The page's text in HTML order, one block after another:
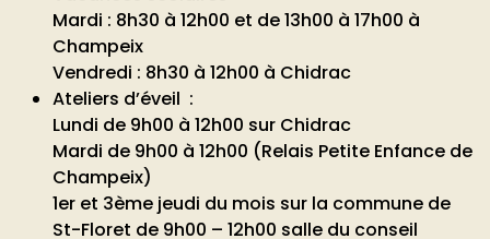
Mardi : 8h30 à 12h00 et de 13h00 à 17h00 à
Champeix
Vendredi : 8h30 à 12h00 à Chidrac
Ateliers d’éveil :
Lundi de 9h00 à 12h00 sur Chidrac
Mardi de 9h00 à 12h00 (Relais Petite Enfance de
Champeix)
1er et 3ème jeudi du mois sur la commune de
St-Floret de 9h00 – 12h00 salle du conseil